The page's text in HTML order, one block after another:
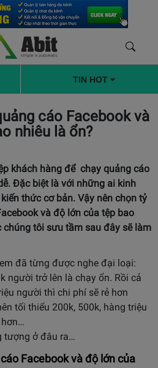
TIN HOT
cáo Facebook và
nhiêu là ổn?
khách hàng để chạy quảng cáo
Đặc biệt là với những ai kinh
thức cơ bản. Vậy nên chọn tỷ
và độ lớn của tệp bao
chúng tôi sưu tầm sau đây sẽ làm
đã từng được nghe đại loại:
người trở lên là chạy ổn. Rồi cả
người thì chi phí sẽ rẻ hơn
tối thiểu 200k, 500k, hàng triệu
tượng ở đâu ra…
Facebook và độ lớn của